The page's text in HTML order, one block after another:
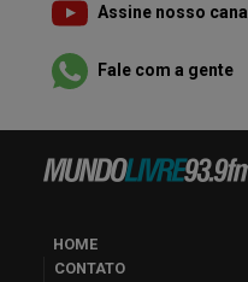
Assine nosso canal
Fale com a gente
HOME
CONTATO